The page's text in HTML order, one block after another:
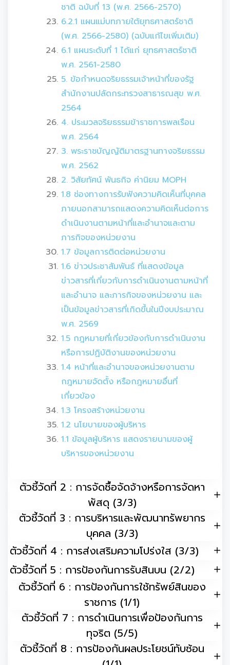
ชาติ ฉบับที่ 13 (พ.ศ. 2566-2570)
6.2.1 แผนแม่บทภายใต้ยุทธศาสตร์ชาติ
(พ.ศ. 2566-2580) (ฉบับแก้ไขเพิ่มเติม)
6.1 แผนระดับที่ 1 ได้แก่ ยุทธศาสตร์ชาติ
พ.ศ. 2561-2580
5. ข้อกำหนดจริยธรรมเจ้าหน้าที่ของรัฐ
สำนักงานปลัดกระทรวงสาธารณสุข พ.ศ.
2564
4. ประมวลจริยธรรมข้าราชการพลเรือน
พ.ศ. 2564
3. พระราชบัญญัติมาตรฐานทางจริยธรรม
พ.ศ. 2562
2. วิสัยทัศน์ พันธกิจ ค่านิยม MOPH
1.8 ช่องทางการรับฟังความคิดเห็นที่บุคคล
ภายนอกสามารถแสดงความคิดเห็นต่อการ
ดำเนินงานตามหน้าที่และอำนาจและตาม
ภารกิจของหน่วยงาน
1.7 ข้อมูลการติดต่อหน่วยงาน
1.6 ข่าวประชาสัมพันธ์ ที่แสดงข้อมูล
ข่าวสารที่เกี่ยวกับการดำเนินงานตามหน้าที่
และอำนาจ และภารกิจของหน่วยงาน และ
เป็นข้อมูลข่าวสารที่เกิดขึ้นในปีงบประมาณ
พ.ศ. 2569
1.5 กฎหมายที่เกี่ยวข้องกับการดำเนินงาน
หรือการปฏิบัติงานของหน่วยงาน
1.4 หน้าที่และอำนาจของหน่วยงานตาม
กฎหมายจัดตั้ง หรือกฎหมายอื่นที่
เกี่ยวข้อง
1.3 โครงสร้างหน่วยงาน
1.2 นโยบายของผู้บริหาร
1.1 ข้อมูลผู้บริหาร แสดงรายนามของผู้
บริหารของหน่วยงาน
ตัวชี้วัดที่ 2 : การจัดซื้อจัดจ้างหรือการจัดหา
พัสดุ (3/3)
ตัวชี้วัดที่ 3 : การบริหารและพัฒนาทรัพยากร
บุคคล (3/3)
ตัวชี้วัดที่ 4 : การส่งเสริมความโปร่งใส (3/3)
ตัวชี้วัดที่ 5 : การป้องกันการรับสินบน (2/2)
ตัวชี้วัดที่ 6 : การป้องกันการใช้ทรัพย์สินของ
ราชการ (1/1)
ตัวชี้วัดที่ 7 : การดำเนินการเพื่อป้องกันการ
ทุจริต (5/5)
ตัวชี้วัดที่ 8 : การป้องกันผลประโยชน์ทับซ้อน